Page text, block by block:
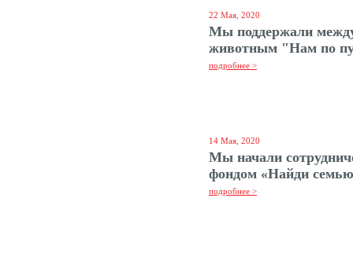
22 Мая, 2020
Мы поддержали
животным "Нам по
подробнее >
14 Мая, 2020
Мы начали
фондом «Найди
подробнее >